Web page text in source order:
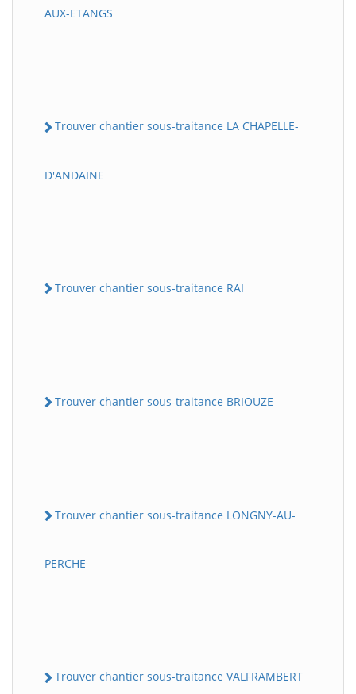
AUX-ETANGS
Trouver chantier sous-traitance LA CHAPELLE-
D'ANDAINE
Trouver chantier sous-traitance RAI
Trouver chantier sous-traitance BRIOUZE
Trouver chantier sous-traitance LONGNY-AU-
PERCHE
Trouver chantier sous-traitance VALFRAMBERT